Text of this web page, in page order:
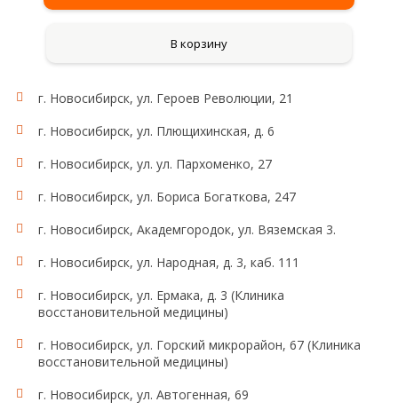
В корзину
Рекомендации для сбора и сдачи анализа
наружных половых органов без применения
антисептиков. Женщинам не рекомендуется
сдавать анализ мочи во время менструации. Мочу
для исследования собирают на протяжении суток
пробуждения (в 6-8 часов утра) пациент мочится в
не учитывается!). В даль­нейшем в течение суток
объемом не менее 2 литров. Если в ночное время у
пациента нет позывов к мочеиспусканию,
специально пробуждаться для мочеиспускания не
нужно. Последнюю порцию мочи в общую емкость
когда накануне был начат сбор (в 6-8 часов утра,
г. Новосибирск, ул. Героев Революции, 21
г. Новосибирск, ул. Плющихинская, д. 6
г. Новосибирск, ул. ул. Пархоменко, 27
г. Новосибирск, ул. Бориса Богаткова, 247
г. Новосибирск, Академгородок, ул. Вяземская 3.
г. Новосибирск, ул. Народная, д. 3, каб. 111
г. Новосибирск, ул. Ермака, д. 3 (Клиника
восстановительной медицины)
г. Новосибирск, ул. Горский микрорайон, 67 (Клиника
восстановительной медицины)
г. Новосибирск, ул. Автогенная, 69